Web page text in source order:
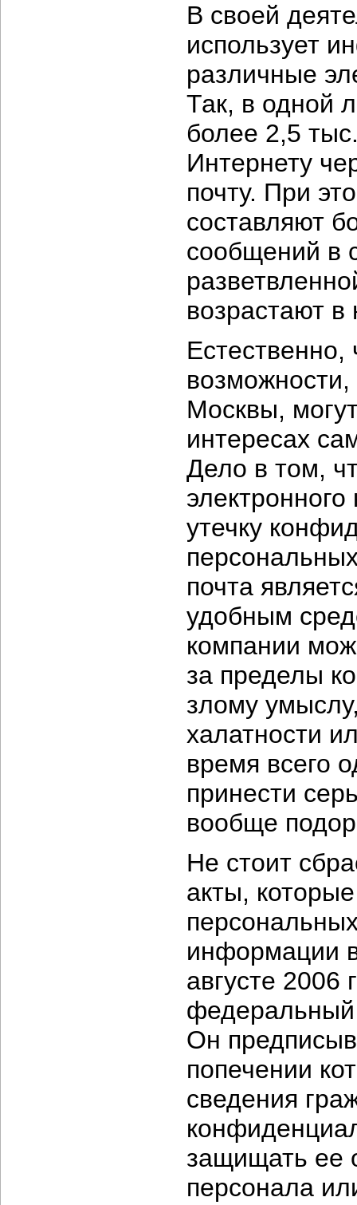
В своей
использует
различные
Так, в одной
более 2,5
Интернету
почту. При
составляют
сообщений в
возрастают в
Москвы,
интересах
Дело в том,
утечку
почта
удобным
компании
за пределы
злому
халатности
время всего
принести
вообще
Не стоит
акты,
информации
августе 2006
Он
попечении
сведения
защищать ее
персонала